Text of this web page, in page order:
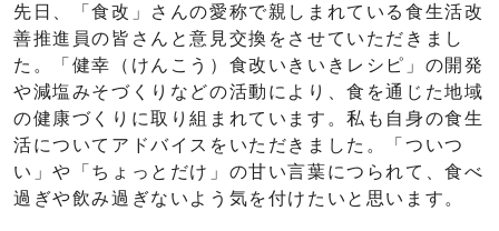
先日、「食改」さんの愛称で親しまれている食生活改
善推進員の皆さんと意見交換をさせていただきまし
た。「健幸（けんこう）食改いきいきレシピ」の開発
や減塩みそづくりなどの活動により、食を通じた地域
の健康づくりに取り組まれています。私も自身の食生
活についてアドバイスをいただきました。「ついつ
い」や「ちょっとだけ」の甘い言葉につられて、食べ
過ぎや飲み過ぎないよう気を付けたいと思います。